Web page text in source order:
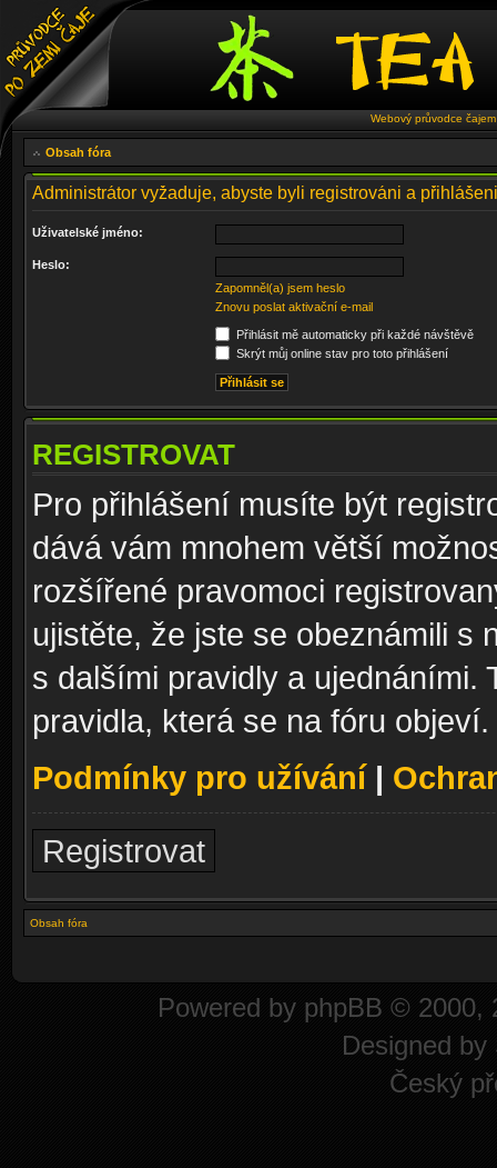
Webový průvodce
Obsah fóra
Administrátor vyžaduje, abyste byli registrováni a
Uživatelské jméno:
Heslo:
Zapomněl(a) jsem heslo
Znovu poslat aktivační e-mail
Přihlásit mě automaticky při každé návštěvě
Skrýt můj online stav pro toto přihlášení
REGISTROVAT
Pro přihlášení musíte být
dává vám mnohem větší
rozšířené pravomoci
ujistěte, že jste se obeznámili s
s dalšími pravidly a ujednáními.
pravidla, která se na fóru objeví.
Podmínky pro užívání|
Registrovat
Obsah fóra
Powered by phpBB © 2000,
Designed by
Český